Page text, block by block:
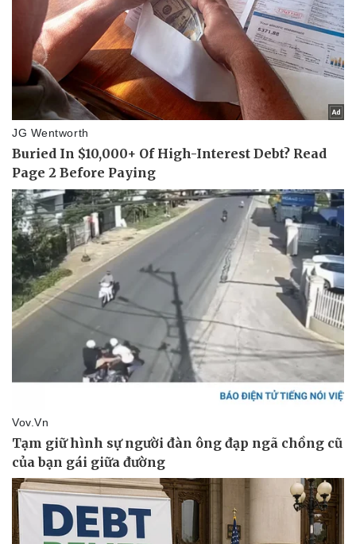
Văn hóa
Sân khấu - Điện ảnh
Văn học
Giải trí
Nghệ sĩ
Thời trang
Sao Việt